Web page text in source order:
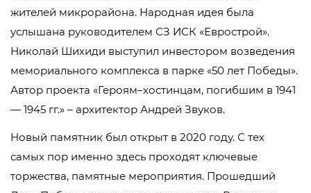
жителей микрорайона. Народная идея была
услышана руководителем СЗ ИСК «Еврострой».
Николай Шихиди выступил инвестором возведения
мемориального комплекса в парке «50 лет Победы».
Автор проекта «Героям–хостинцам, погибшим в 1941
— 1945 гг.» – архитектор Андрей Звуков.
Новый памятник был открыт в 2020 году. С тех
самых пор именно здесь проходят ключевые
торжества, памятные мероприятия. Прошедший